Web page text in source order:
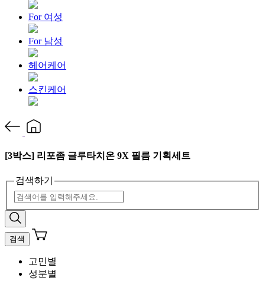
For 여성
For 남성
헤어케어
스킨케어
[3박스] 리포좀 글루타치온 9X 필름 기획세트
검색하기
검색
고민별
성분별